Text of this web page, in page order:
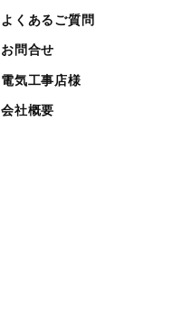
よくあるご質問
お問合せ
電気工事店様
会社概要